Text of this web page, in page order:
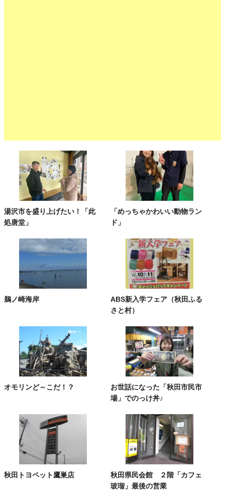
湯沢市を盛り上げたい！「此
処唐堂」
「めっちゃかわいい動物ラン
ド」
鵜ノ崎海岸
ABS新入学フェア（秋田ふる
さと村）
オモリンど～こだ！？
お世話になった「秋田市民市
場」でのっけ丼♪
秋田トヨペット鷹巣店
秋田県民会館 ２階「カフェ
玻瑠」最後の営業